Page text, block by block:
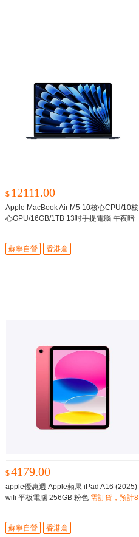
$ 12111.00
Apple MacBook Air M5 10核心CPU/10核
心GPU/16GB/1TB 13吋手提電腦 午夜暗
蘇寧自營 香港倉
$4179.00
apple優惠週 Apple蘋果 iPad A16 (2025)
wifi 平板電腦 256GB 粉色 需訂貨，預計8
蘇寧自營 香港倉